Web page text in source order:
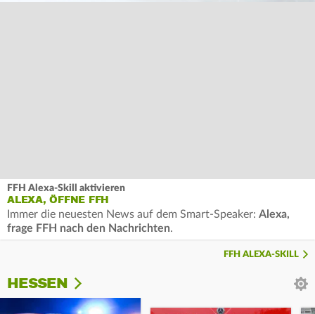
FFH Alexa-Skill aktivieren
ALEXA, ÖFFNE FFH
Immer die neuesten News auf dem Smart-Speaker: Alexa,
frage FFH nach den Nachrichten.
FFH ALEXA-SKILL
HESSEN